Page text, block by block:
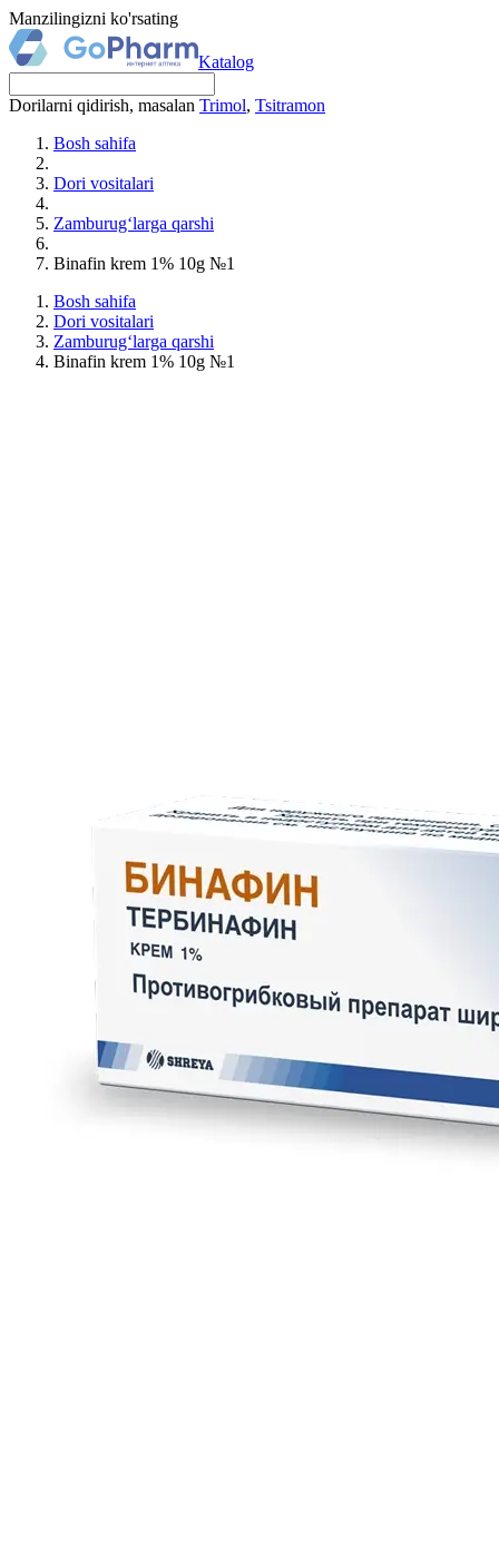
Manzilingizni ko'rsating
Katalog
Dorilarni qidirish, masalan Trimol, Tsitramon
Bosh sahifa
Dori vositalari
Zamburug‘larga qarshi
Binafin krem 1% 10g №1
Bosh sahifa
Dori vositalari
Zamburug‘larga qarshi
Binafin krem 1% 10g №1